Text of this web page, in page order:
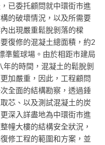
已委托顧問就中環街市進
的破壞情況，以及所需要
出現嚴重鬆脫剝落的樑
復修的混凝土總面積，約2
準籃球場。由於相距市建局
的時間，混凝土的鬆脫剝
加嚴重，因此，工程顧問
全面的結構勘察，透過錘
芯、以及測試混凝土的炭
深入詳盡地為中環街市進
幢大樓的結構安全狀況，
修工程的範圍和方案，並